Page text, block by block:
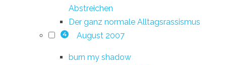
Abstreichen
Der ganz normale Alltagsrassismus
4 August 2007
burn my shadow